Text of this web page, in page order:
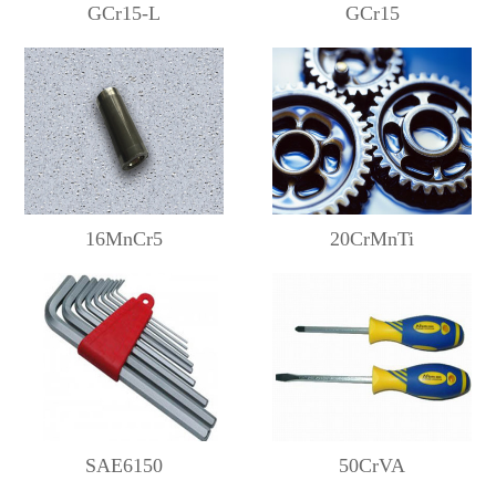
GCr15-L GCr15
16MnCr5 20CrMnTi
SAE6150 50CrVA